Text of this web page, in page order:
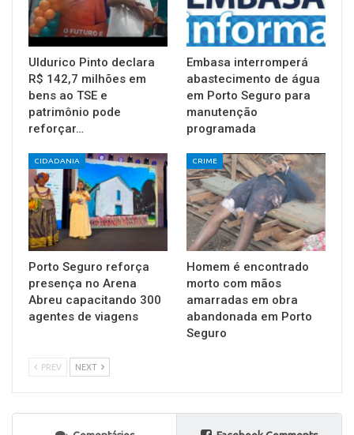
Uldurico Pinto declara
R$ 142,7 milhões em
bens ao TSE e
patrimônio pode
reforçar…
Embasa interromperá
abastecimento de água
em Porto Seguro para
manutenção
programada
CIDADANIA
Porto Seguro reforça
presença no Arena
Abreu capacitando 300
agentes de viagens
CRIME
Homem é encontrado
morto com mãos
amarradas em obra
abandonada em Porto
Seguro
PREV NEXT